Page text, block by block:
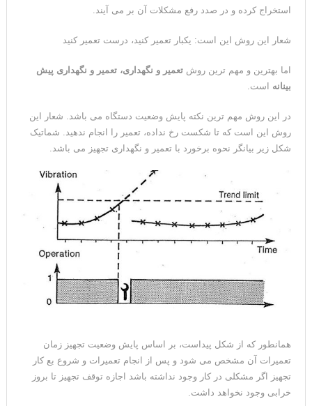
استخراج کرده و در صدد رفع مشکلات آن بر می آیند.
شعار این روش این است: یکبار تعمیر کنید، درست تعمیر کنید
اما بهترین و مهم ترین روش تعمیر و نگهداری، تعمیر و نگهداری پیش
بینانه است.
در این روش مهم ترین نکته پایش وضعیت دستگاه می باشد. شعار این
روش این است که تا شکست رخ نداده، تعمیر را انجام ندهید. شماتیک
شکل زیر بیانگر نحوه برخورد با تعمیر و نگهداری تجهیز می باشد.
همانطور که از شکل پیداست، بر اساس پایش وضعیت تجهیز زمان
تعمیرات آن مشخص می شود و پس از انجام تعمیرات و شروع بع کار
تجهیز اگر مشکلی در کار وجود نداشته باشد اجازه توقف تجهیز تا بروز
خرابی وجود نخواهد داشت.